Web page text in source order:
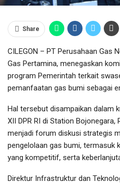
Share
CILEGON – PT Perusahaan Gas
Gas Pertamina, menegaskan
program Pemerintah terkait
pemanfaatan gas bumi sebagai
Hal tersebut disampaikan dalam
XII DPR RI di Station
menjadi forum diskusi strategis
pengelolaan gas bumi, termasuk
yang kompetitif, serta
Direktur Infrastruktur dan